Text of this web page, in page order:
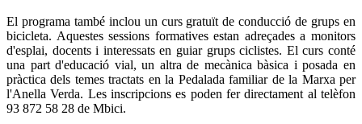
El programa també inclou un curs gratuït de conducció de grups en
bicicleta. Aquestes sessions formatives estan adreçades a monitors
d'esplai, docents i interessats en guiar grups ciclistes. El curs conté
una part d'educació vial, un altra de mecànica bàsica i posada en
pràctica dels temes tractats en la Pedalada familiar de la Marxa per
l'Anella Verda. Les inscripcions es poden fer directament al telèfon
93 872 58 28 de Mbici.